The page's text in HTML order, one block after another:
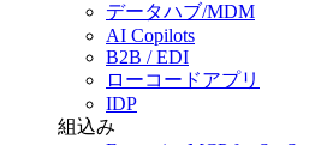
データハブ/MDM
AI Copilots
B2B / EDI
ローコードアプリ
IDP
組込み